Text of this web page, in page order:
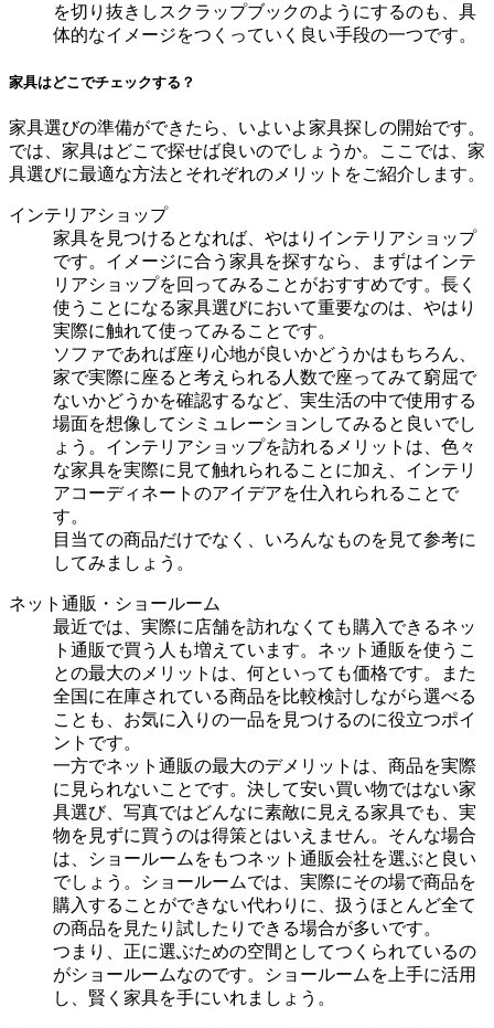
を切り抜きしスクラップブックのようにするのも、具
体的なイメージをつくっていく良い手段の一つです。
家具はどこでチェックする？
家具選びの準備ができたら、いよいよ家具探しの開始です。
では、家具はどこで探せば良いのでしょうか。ここでは、家
具選びに最適な方法とそれぞれのメリットをご紹介します。
インテリアショップ
家具を見つけるとなれば、やはりインテリアショップ
です。イメージに合う家具を探すなら、まずはインテ
リアショップを回ってみることがおすすめです。長く
使うことになる家具選びにおいて重要なのは、やはり
実際に触れて使ってみることです。
ソファであれば座り心地が良いかどうかはもちろん、
家で実際に座ると考えられる人数で座ってみて窮屈で
ないかどうかを確認するなど、実生活の中で使用する
場面を想像してシミュレーションしてみると良いでし
ょう。インテリアショップを訪れるメリットは、色々
な家具を実際に見て触れられることに加え、インテリ
アコーディネートのアイデアを仕入れられることで
す。
目当ての商品だけでなく、いろんなものを見て参考に
してみましょう。
ネット通販・ショールーム
最近では、実際に店舗を訪れなくても購入できるネッ
ト通販で買う人も増えています。ネット通販を使うこ
との最大のメリットは、何といっても価格です。また
全国に在庫されている商品を比較検討しながら選べる
ことも、お気に入りの一品を見つけるのに役立つポイ
ントです。
一方でネット通販の最大のデメリットは、商品を実際
に見られないことです。決して安い買い物ではない家
具選び、写真ではどんなに素敵に見える家具でも、実
物を見ずに買うのは得策とはいえません。そんな場合
は、ショールームをもつネット通販会社を選ぶと良い
でしょう。ショールームでは、実際にその場で商品を
購入することができない代わりに、扱うほとんど全て
の商品を見たり試したりできる場合が多いです。
つまり、正に選ぶための空間としてつくられているの
がショールームなのです。ショールームを上手に活用
し、賢く家具を手にいれましょう。